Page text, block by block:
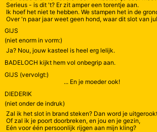
Serieus - is dit 't? Er zit amper een torentje aan.
Ik hoef het niet te hebben. We stampen het in de
Over 'n paar jaar weet geen hond, waar dit slot van
GIJS
(niet enorm in vorm:)
Ja? Nou, jouw kasteel is heel erg lelijk.
BADELOCH kijkt hem vol onbegrip aan.
GIJS (vervolgt:)
... En je moeder ook!
DIEDERIK
(niet onder de indruk)
Zal ik het slot in brand steken? Dan word je
Of zal ik je poort doorbreken, en jou en je gezin,
Eén voor één persoonlijk rijgen aan mijn kling?